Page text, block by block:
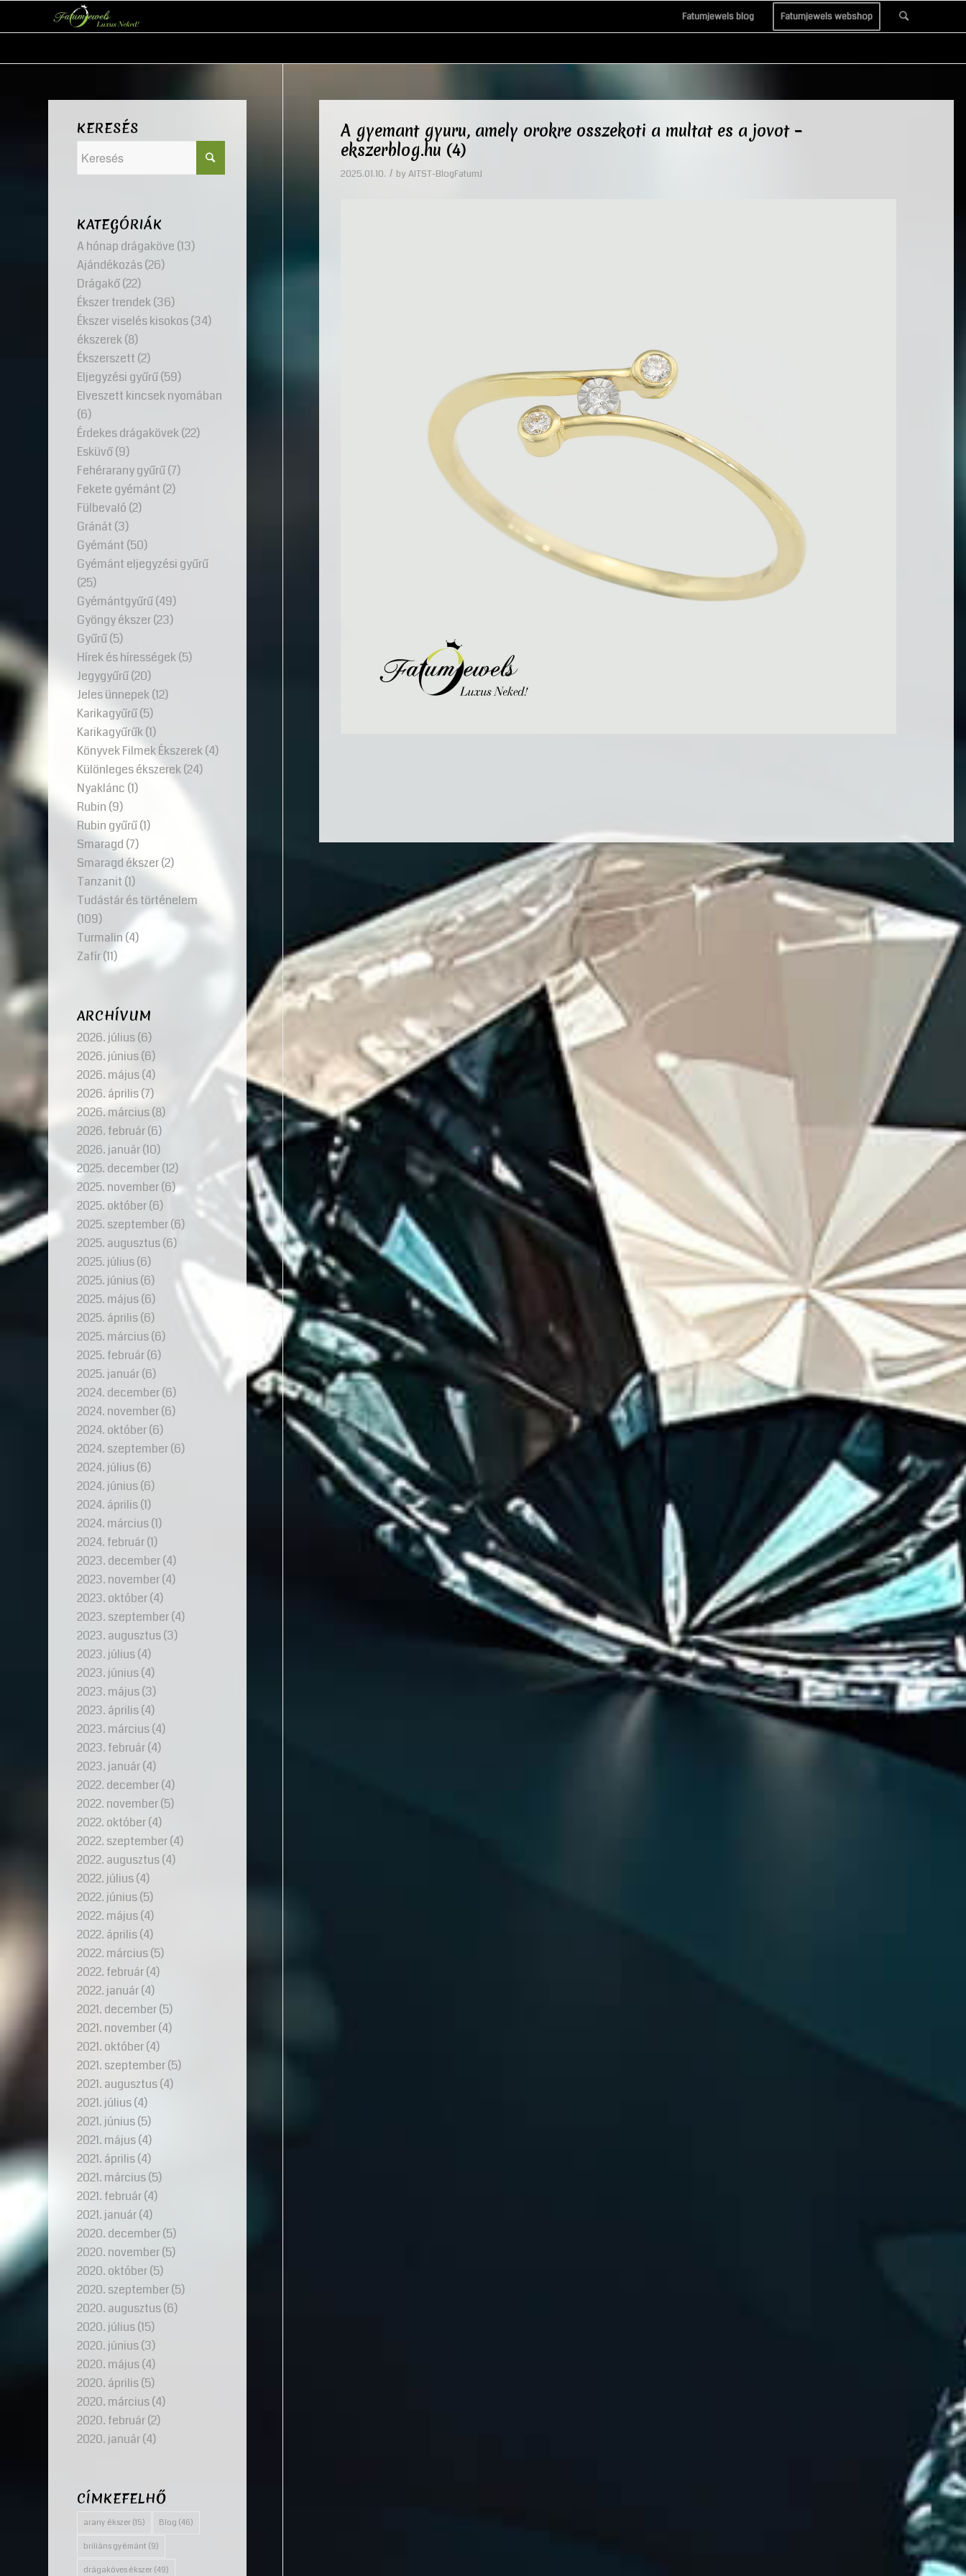
Fatumjewels blog Fatumjewels webshop
A gyemant gyuru, amely orokre osszekoti a multat es a jovot –
ekszerblog.hu (4)
2025.01.10. / by AITST-BlogFatumJ
KERESÉS
KATEGÓRIÁK
A hónap drágaköve (13)
Ajándékozás(26)
Drágakő(22)
Ékszer trendek(36)
Ékszer viselés kisokos(34)
ékszerek(8)
Ékszerszett (2)
Eljegyzési gyűrű(59)
Elveszett kincsek nyomában
(6)
Érdekes drágakövek(22)
Esküvő(9)
Fehérarany gyűrű(7)
Fekete gyémánt (2)
Fülbevaló (2)
Gránát (3)
Gyémánt (50)
Gyémánt eljegyzési gyűrű
(25)
Gyémántgyűrű(49)
Gyöngy ékszer(23)
Gyűrű(5)
Hírek és hírességek(5)
Jegygyűrű(20)
Jeles ünnepek(12)
Karikagyűrű(5)
Karikagyűrűk(1)
Könyvek Filmek Ékszerek(4)
Különleges ékszerek(24)
Nyaklánc (1)
Rubin (9)
Rubin gyűrű(1)
Smaragd (7)
Smaragd ékszer(2)
Tanzanit (1)
Tudástár és történelem
(109)
Turmalin (4)
Zafír(11)
ARCHÍVUM
2026. július(6)
2026. június(6)
2026. május(4)
2026. április(7)
2026. március(8)
2026. február(6)
2026. január(10)
2025. december(12)
2025. november(6)
2025. október(6)
2025. szeptember(6)
2025. augusztus(6)
2025. július(6)
2025. június(6)
2025. május(6)
2025. április(6)
2025. március(6)
2025. február(6)
2025. január(6)
2024. december(6)
2024. november(6)
2024. október(6)
2024. szeptember(6)
2024. július(6)
2024. június(6)
2024. április(1)
2024. március(1)
2024. február(1)
2023. december(4)
2023. november(4)
2023. október(4)
2023. szeptember(4)
2023. augusztus(3)
2023. július(4)
2023. június(4)
2023. május(3)
2023. április(4)
2023. március(4)
2023. február(4)
2023. január(4)
2022. december(4)
2022. november(5)
2022. október(4)
2022. szeptember(4)
2022. augusztus(4)
2022. július(4)
2022. június(5)
2022. május(4)
2022. április(4)
2022. március(5)
2022. február(4)
2022. január(4)
2021. december(5)
2021. november(4)
2021. október(4)
2021. szeptember(5)
2021. augusztus(4)
2021. július(4)
2021. június(5)
2021. május(4)
2021. április(4)
2021. március(5)
2021. február(4)
2021. január(4)
2020. december(5)
2020. november(5)
2020. október(5)
2020. szeptember(5)
2020. augusztus(6)
2020. július(15)
2020. június(3)
2020. május(4)
2020. április(5)
2020. március(4)
2020. február(2)
2020. január(4)
CÍMKEFELHŐ
arany ékszer (15) Blog (46)
briliáns gyémánt (9)
drágaköves ékszer (49)